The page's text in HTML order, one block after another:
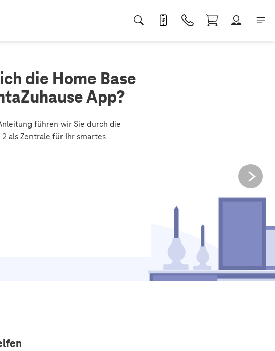
die Home Base
App?
führen wir Sie durch die
als Zentrale für Ihr smartes